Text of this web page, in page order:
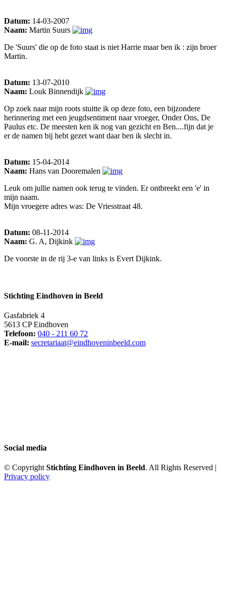
Datum: 14-03-2007
Naam: Martin Suurs
De 'Suurs' die op de foto staat is niet Harrie maar ben ik : zijn broer
Martin.
Datum: 13-07-2010
Naam: Louk Binnendijk
Op zoek naar mijn roots stuitte ik op deze foto, een bijzondere
herinnering met een jeugdsentiment naar vroeger, Onder Ons, De
Paulus etc. De meesten ken ik nog van gezicht en Ben....fijn dat je
er de namen bij hebt gezet want daar ben ik slecht in.
Datum: 15-04-2014
Naam: Hans van Dooremalen
Leuk om jullie namen ook terug te vinden. Er ontbreekt een 'e' in
mijn naam.
Mijn vroegere adres was: De Vriesstraat 48.
Datum: 08-11-2014
Naam: G. A, Dijkink
De voorste in de rij 3-e van links is Evert Dijkink.
Stichting Eindhoven in Beeld
Gasfabriek 4
5613 CP Eindhoven
Telefoon: 040 - 211 60 72
E-mail: secretariaat@eindhoveninbeeld.com
Social media
© CopyrightStichting Eindhoven in Beeld. All Rights Reserved |
Privacy policy